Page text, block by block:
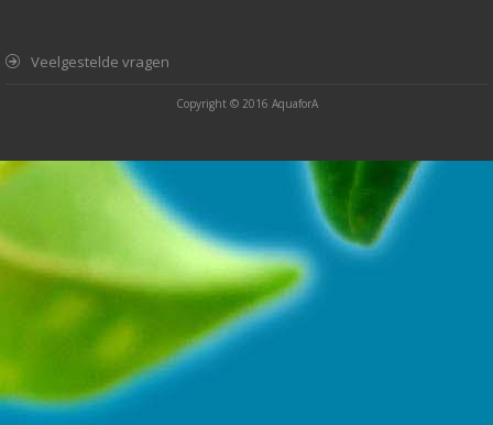
Veelgestelde vragen
Copyright © 2016 AquaforA